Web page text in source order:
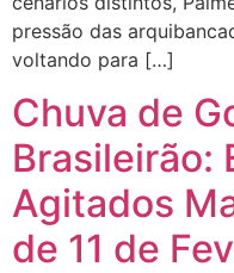
pressão das
voltando para […]
Chuva de
Brasileirão:
Agitados
de 11 de